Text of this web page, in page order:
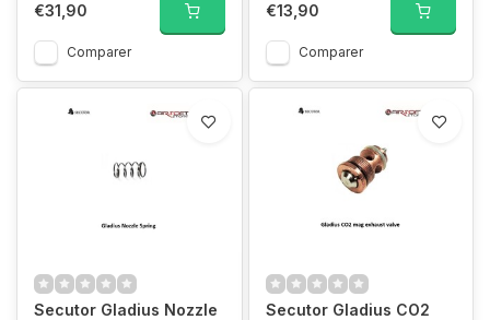
€31,90
Comparer
€13,90
Comparer
Secutor Gladius Nozzle
Secutor Gladius CO2